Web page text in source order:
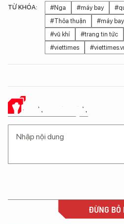
TỪ KHÓA: #Nga #máy bay
#Thỏa thuận
#máy
#vũ khí
#trang tin tức
#viettimes
Ý KIẾN CỦA BẠN
ĐỪNG BỎ